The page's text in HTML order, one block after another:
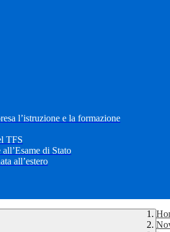
l’istruzione e la formazione
TFS
di Stato
all’estero